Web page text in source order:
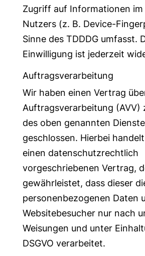
Zugriff auf Informationen im
Nutzers (z. B. Device-
Sinne des TDDDG umfasst.
Einwilligung ist jederzeit
Auftragsverarbeitung
Wir haben einen Vertrag
Auftragsverarbeitung (AVV)
des oben genannten
geschlossen. Hierbei
einen datenschutzrechtlich
vorgeschriebenen Vertrag,
gewährleistet, dass dieser
personenbezogenen Daten
Websitebesucher nur nach
Weisungen und unter
DSGVO verarbeitet.